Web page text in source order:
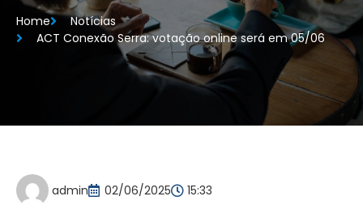
Home
Notícias
ACT Conexão Serra: votação online será em 05/06
admin 02/06/2025 15:33